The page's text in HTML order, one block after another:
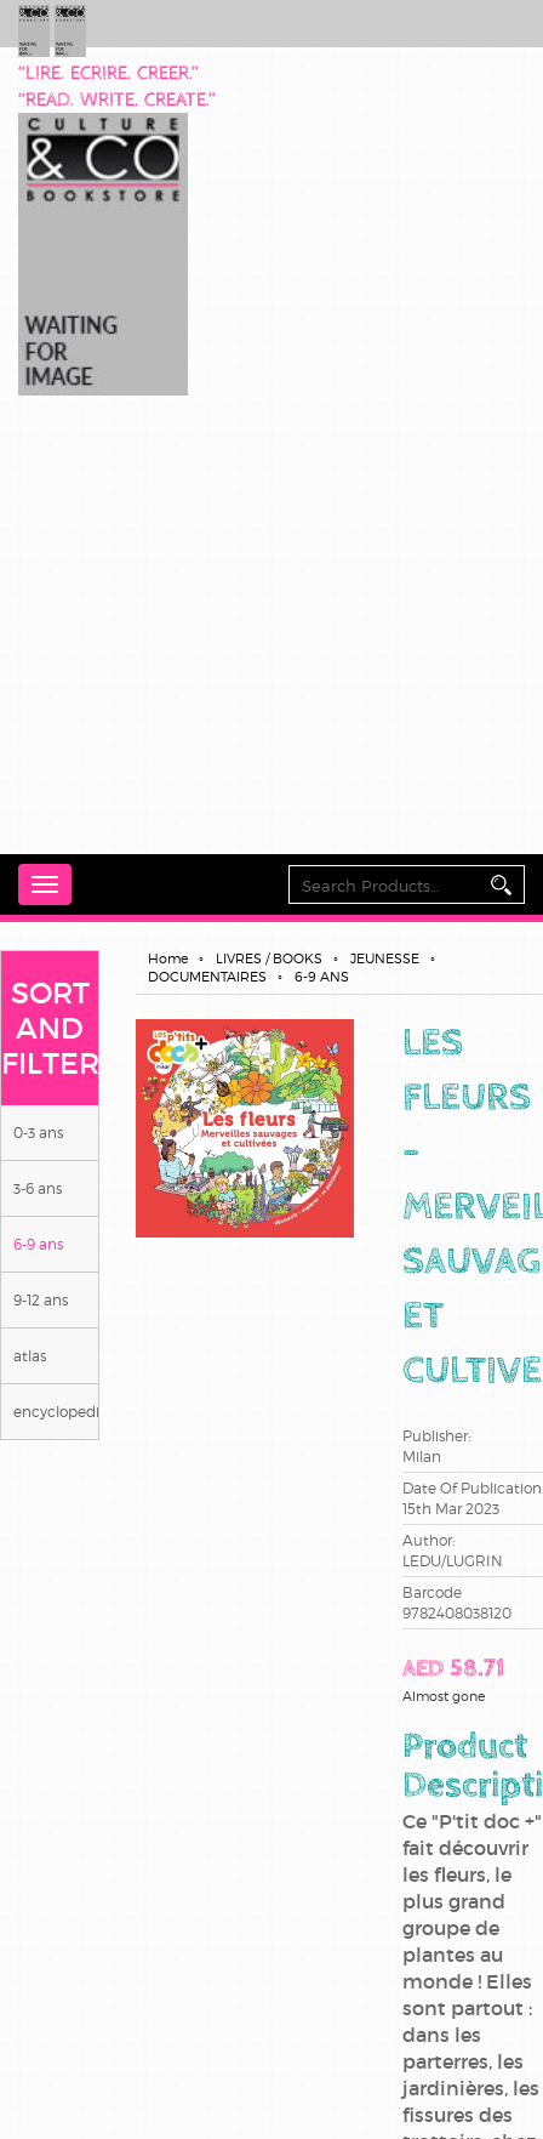
“LIRE. ECRIRE. CREER.”
“READ. WRITE. CREATE.”
Toggle
navigation
SORT
AND
FILTER
0-3 ans
3-6 ans
6-9 ans
9-12 ans
atlas
encyclopedies
Home LIVRES / BOOKS
JEUNESSE
DOCUMENTAIRES
6-9 ANS
LES
FLEURS
-
ET
Publisher:
Milan
Date Of Publication:
15th Mar 2023
Author:
LEDU/LUGRIN
Barcode
9782408038120
AED 58.71
Almost gone
Product
Ce "P'tit doc +"
fait découvrir
les fleurs, le
plus grand
groupe de
plantes au
monde ! Elles
sont partout :
dans les
parterres, les
jardinières, les
fissures des